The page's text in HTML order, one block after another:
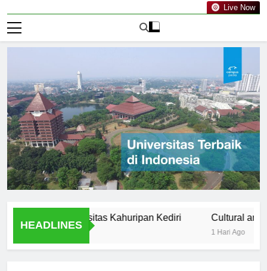
Live Now
HEADLINES
of Universitas Kahuripan Kediri Cultural and
1 Hari Ago